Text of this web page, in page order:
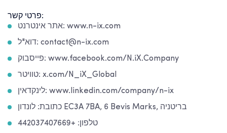
פרטי קשר:
אתר אינטרנט: www.n-ix.com
דוא"ל: contact@n-ix.com
פייסבוק: www.facebook.com/N.iX.Company
טוויטר: x.com/N_iX_Global
לינקדאין: www.linkedin.com/company/n-ix
כתובת: לונדון EC3A 7BA, 6 Bevis Marks, בריטניה
טלפון: +442037407669